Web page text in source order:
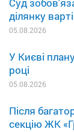
Суд
ділянку
05.08.2026
У Києві
році
05.08.2026
Після
секцію ЖК